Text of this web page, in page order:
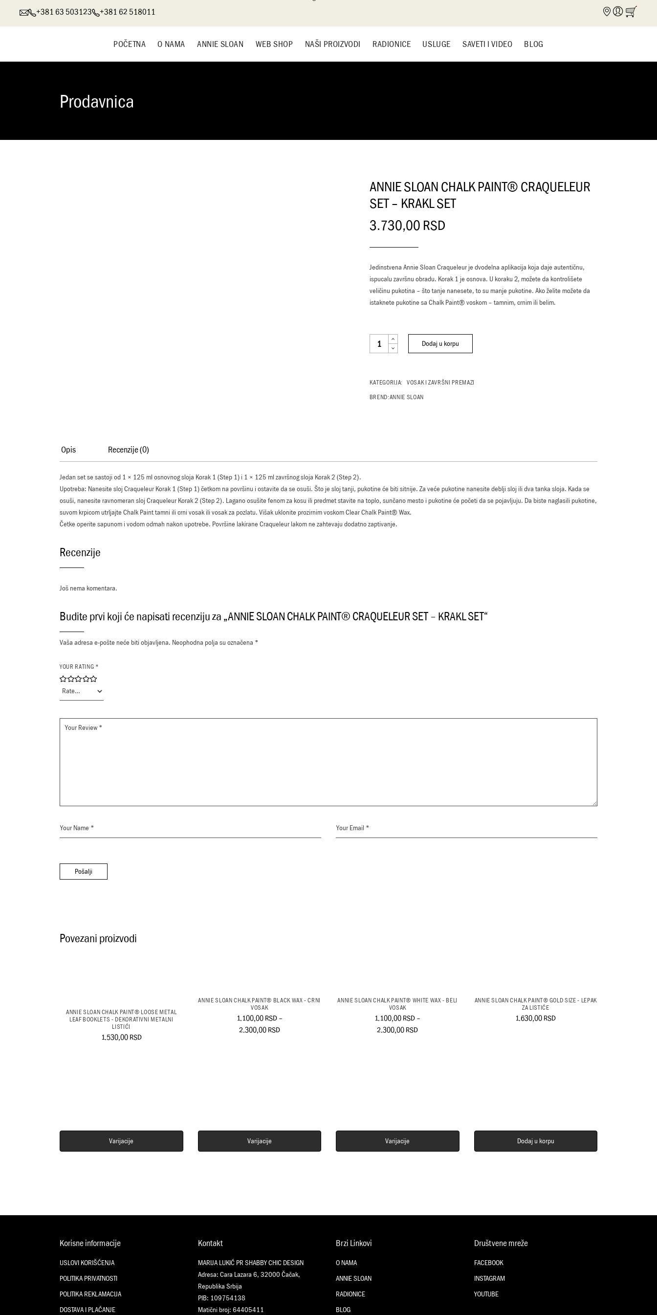
+381 63 503123 +381 62 518011
POČETNA O NAMA ANNIE SLOAN WEB SHOP NAŠI PROIZVODI RADIONICE USLUGE SAVETI I VIDEO BLOG
Prodavnica
ANNIE SLOAN CHALK PAINT® CRAQUELEUR
SET – KRAKL SET
3.730,00 RSD
Jedinstvena Annie Sloan Craqueleur je dvodelna aplikacija koja daje autentičnu,
ispucalu završnu obradu. Korak 1 je osnova. U koraku 2, možete da kontrolišete
veličinu pukotina – što tanje nanesete, to su manje pukotine. Ako želite možete da
istaknete pukotine sa Chalk Paint® voskom – tamnim, crnim ili belim.
ANNIE SLOAN CHALK PAINT® CRAQUELEUR SET - KRAKL SET QUANTITY
Dodaj u korpu
KATEGORIJA: VOSAK I ZAVRŠNI PREMAZI
BREND:ANNIE SLOAN
Opis Recenzije (0)
Jedan set se sastoji od 1 × 125 ml osnovnog sloja Korak 1 (Step 1) i 1 × 125 ml završnog sloja Korak 2 (Step 2).
Upotreba: Nanesite sloj Craqueleur Korak 1 (Step 1) četkom na površinu i ostavite da se osuši. Što je sloj tanji, pukotine će biti sitnije. Za veće pukotine nanesite deblji sloj ili dva tanka sloja. Kada se
osuši, nanesite ravnomeran sloj Craqueleur Korak 2 (Step 2). Lagano osušite fenom za kosu ili predmet stavite na toplo, sunčano mesto i pukotine će početi da se pojavljuju. Da biste naglasili pukotine,
suvom krpicom utrljajte Chalk Paint tamni ili crni vosak ili vosak za pozlatu. Višak uklonite prozirnim voskom Clear Chalk Paint® Wax.
Četke operite sapunom i vodom odmah nakon upotrebe. Površine lakirane Craqueleur lakom ne zahtevaju dodatno zaptivanje.
Recenzije
Još nema komentara.
Budite prvi koji će napisati recenziju za „ANNIE SLOAN CHALK PAINT® CRAQUELEUR SET – KRAKL SET“
Vaša adresa e-pošte neće biti objavljena. Neophodna polja su označena *
YOUR RATING *
Pošalji
Povezani proizvodi
ANNIE SLOAN CHALK PAINT® LOOSE METAL
LEAF BOOKLETS - DEKORATIVNI METALNI
LISTIĆI
1.530,00RSD
Varijacije
ANNIE SLOAN CHALK PAINT® BLACK WAX - CRNI
VOSAK
1.100,00RSD–
2.300,00RSD
Varijacije
ANNIE SLOAN CHALK PAINT® WHITE WAX - BELI
VOSAK
1.100,00 RSD –
2.300,00 RSD
Varijacije
ANNIE SLOAN CHALK PAINT® GOLD SIZE - LEPAK
ZA LISTIĆE
1.630,00 RSD
Dodaj u korpu
Korisne informacije
USLOVI KORIŠĆENJA
POLITIKA PRIVATNOSTI
POLITIKA REKLAMACIJA
DOSTAVA I PLAĆANJE
Kontakt
MARIJA LUKIĆ PR SHABBY CHIC DESIGN
Adresa: Cara Lazara 6, 32000 Čačak,
Republika Srbija
PIB: 109754138
Matični broj: 64405411
Brzi Linkovi
O NAMA
ANNIE SLOAN
RADIONICE
BLOG
Društvene mreže
FACEBOOK
INSTAGRAM
YOUTUBE